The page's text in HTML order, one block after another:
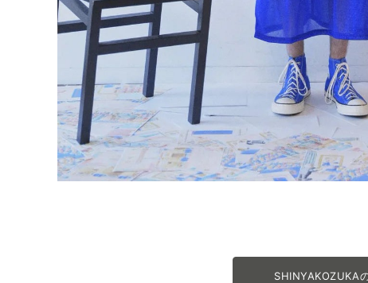
SHINYAKOZUKA